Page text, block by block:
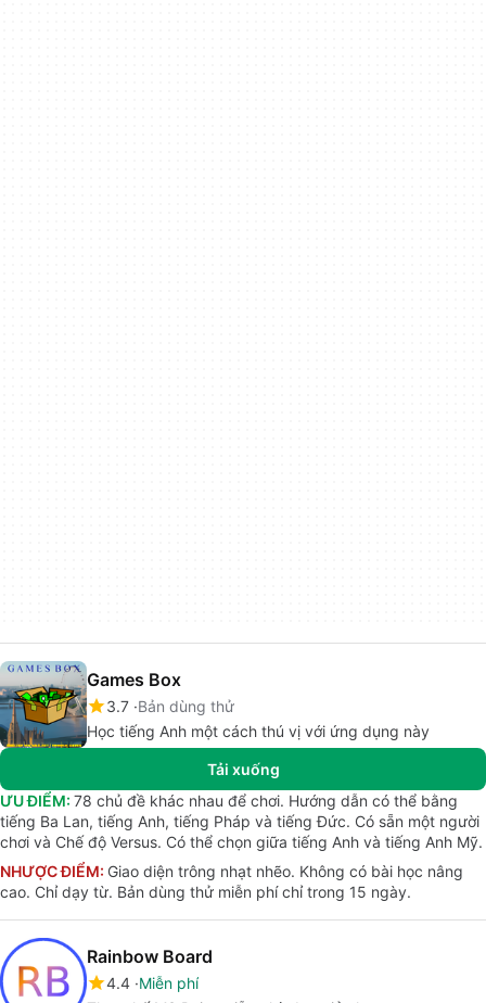
Games Box
3.7 Bản dùng thử
Học tiếng Anh một cách thú vị với ứng dụng này
Tải xuống
ƯU ĐIỂM: 78 chủ đề khác nhau để chơi. Hướng dẫn có thể bằng
tiếng Ba Lan, tiếng Anh, tiếng Pháp và tiếng Đức. Có sẵn một người
chơi và Chế độ Versus. Có thể chọn giữa tiếng Anh và tiếng Anh Mỹ.
NHƯỢC ĐIỂM: Giao diện trông nhạt nhẽo. Không có bài học nâng
cao. Chỉ dạy từ. Bản dùng thử miễn phí chỉ trong 15 ngày.
Rainbow Board
4.4 Miễn phí